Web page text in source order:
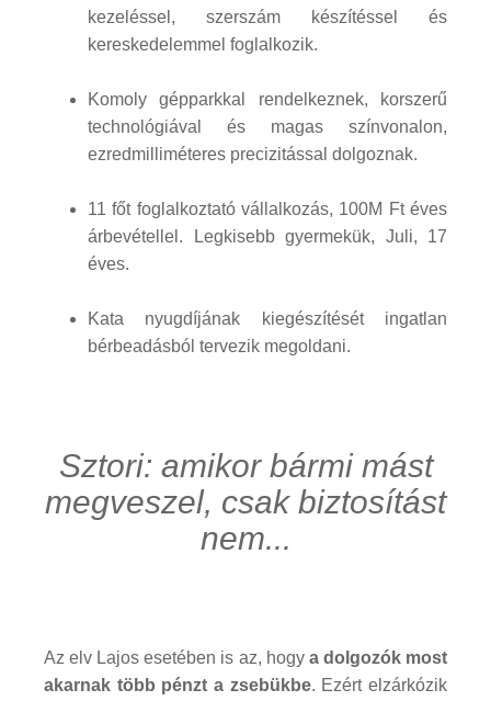
kezeléssel, szerszám készítéssel és
kereskedelemmel foglalkozik.
Komoly gépparkkal rendelkeznek, korszerű
technológiával és magas színvonalon,
ezredmilliméteres precizitással dolgoznak.
11 főt foglalkoztató vállalkozás, 100M Ft éves
árbevétellel. Legkisebb gyermekük, Juli, 17
éves.
Kata nyugdíjának kiegészítését ingatlan
bérbeadásból tervezik megoldani.
Sztori: amikor bármi mást
megveszel, csak biztosítást
nem...
Az elv Lajos esetében is az, hogy a dolgozók most
akarnak több pénzt a zsebükbe. Ezért elzárkózik